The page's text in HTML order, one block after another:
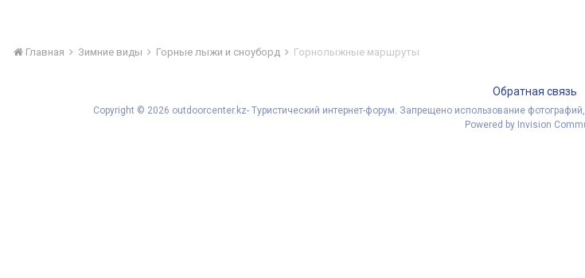
Главная Зимние виды Горные лыжи и сноуборд Горнолыжные маршруты
Обратная связь
Copyright © 2026 outdoorcenter.kz- Туристический интернет-форум. Запрещено использование
Powered by Invision